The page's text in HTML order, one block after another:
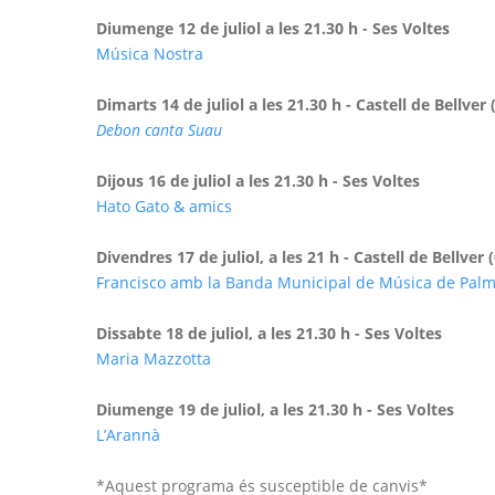
Diumenge 12 de juliol a les 21.30 h - Ses Voltes
Música Nostra
Dimarts 14 de juliol a les 21.30 h - Castell de Bellver
Debon canta Suau
Dijous 16 de juliol a les 21.30 h - Ses Voltes
Hato Gato & amics
Divendres 17 de juliol, a les 21 h - Castell de Bellver
Francisco amb la Banda Municipal de Música de
Dissabte 18 de juliol, a les 21.30 h - Ses Voltes
Maria Mazzotta
Diumenge 19 de juliol, a les 21.30 h - Ses Voltes
L’Arannà
*Aquest programa és susceptible de canvis*